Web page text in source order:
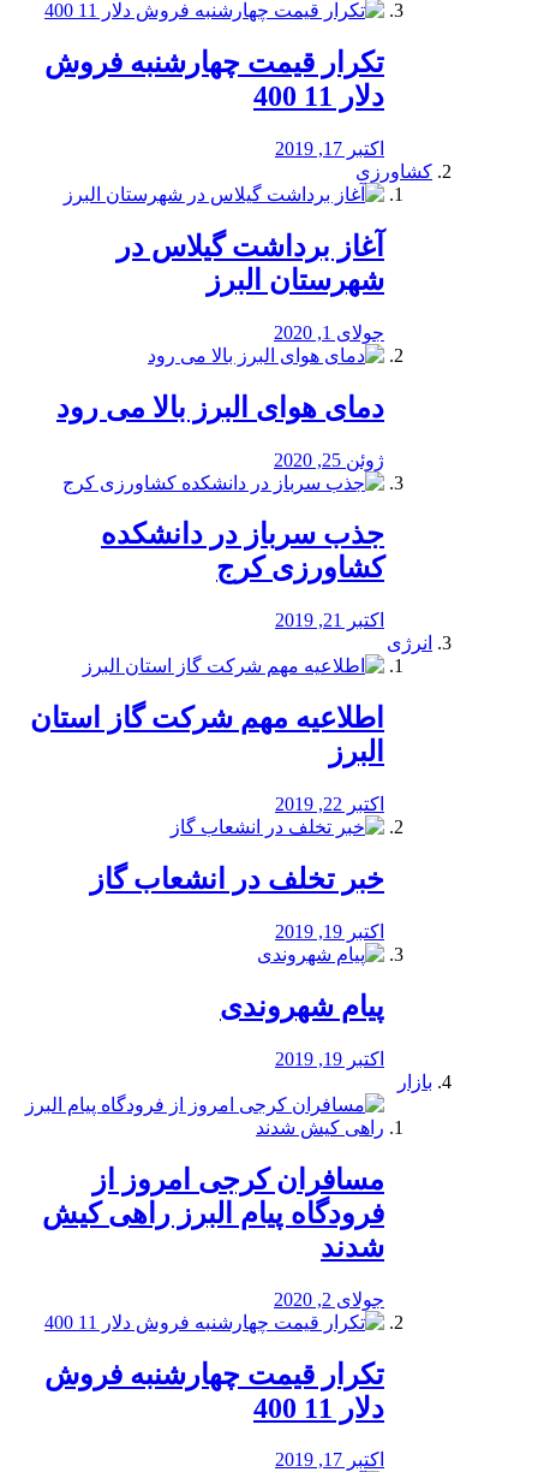
تکرار قیمت چهارشنبه فروش
دلار 11 400
اکتبر 17, 2019
کشاورزی
آغاز برداشت گیلاس در
شهرستان البرز
جولای 1, 2020
دمای هوای البرز بالا می رود
ژوئن 25, 2020
جذب سرباز در دانشکده
کشاورزی کرج
اکتبر 21, 2019
انرژی
️اطلاعیه مهم شرکت گاز استان
البرز
اکتبر 22, 2019
خبر تخلف در انشعاب گاز
اکتبر 19, 2019
پیام شهروندی
اکتبر 19, 2019
بازار
مسافران کرجی امروز از
فرودگاه پیام البرز راهی کیش
شدند
جولای 2, 2020
تکرار قیمت چهارشنبه فروش
دلار 11 400
اکتبر 17, 2019